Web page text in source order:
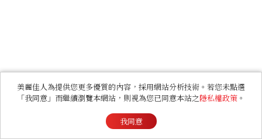
美麗佳人為提供您更多優質的內容，採用網站分析技術。若您未點選
「我同意」而繼續瀏覽本網站，則視為您已同意本站之隱私權政策 。
我同意